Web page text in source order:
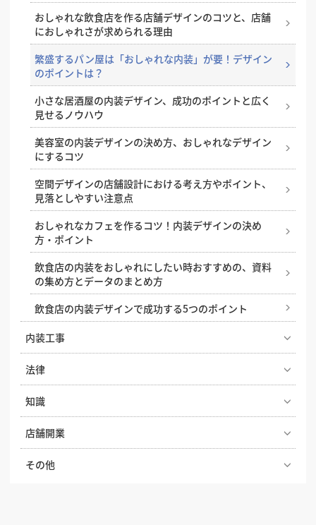
おしゃれな飲食店を作る店舗デザインのコツと、店舗
におしゃれさが求められる理由
繁盛するパン屋は「おしゃれな内装」が要！デザイン
のポイントは？
小さな居酒屋の内装デザイン、成功のポイントと広く
見せるノウハウ
美容室の内装デザインの決め方、おしゃれなデザイン
にするコツ
空間デザインの店舗設計における考え方やポイント、
見落としやすい注意点
おしゃれなカフェを作るコツ！内装デザインの決め
方・ポイント
飲食店の内装をおしゃれにしたい時おすすめの、資料
の集め方とデータのまとめ方
飲食店の内装デザインで成功する5つのポイント
内装工事
オフィス移転の内装工事で失敗しないためのポイン
店舗の内装で失敗しないための内装業者の探し方と選
店舗開業のために知っておきたい、内装工事の種類と
内容
法律
2026年度の店舗開業や内装工事を有利に進める！補助
飲食店 建築基準法の内装制限とは？開業前に知ってお
知識
ナフサショックで店舗開業が間に合わない？内装費用
飲食店の水道光熱費の相場ってどのくらい？気になる
店舗開業
【どっちが正解？】居抜き物件とスケルトン物件の違
その他